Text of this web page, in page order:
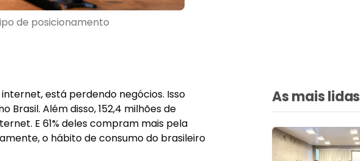
de posicionamento
está perdendo negócios. Isso
Brasil. Além disso, 152,4 milhões de
E 61% deles compram mais pela
o hábito de consumo do brasileiro
As mais lidas